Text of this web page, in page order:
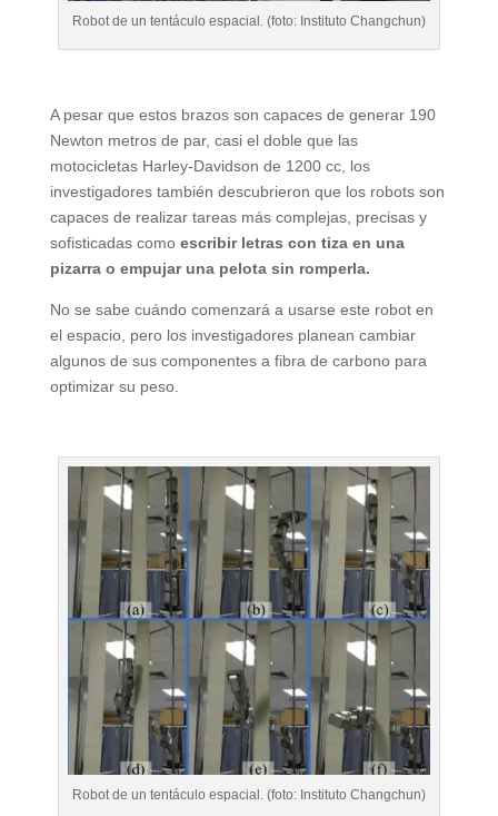
Robot de un tentáculo espacial. (foto: Instituto Changchun)
A pesar que estos brazos son capaces de generar 190
Newton metros de par, casi el doble que las
motocicletas Harley-Davidson de 1200 cc, los
investigadores también descubrieron que los robots son
capaces de realizar tareas más complejas, precisas y
sofisticadas como escribir letras con tiza en una
pizarra o empujar una pelota sin romperla.
No se sabe cuándo comenzará a usarse este robot en
el espacio, pero los investigadores planean cambiar
algunos de sus componentes a fibra de carbono para
optimizar su peso.
Robot de un tentáculo espacial. (foto: Instituto Changchun)